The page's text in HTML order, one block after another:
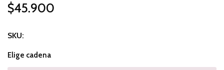
$45.900
SKU:
Elige cadena